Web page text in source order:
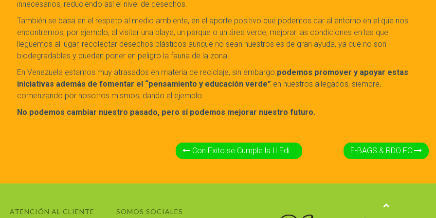
innecesarios, reduciendo así el nivel de desechos.
También se basa en el respeto al medio ambiente, en el aporte positivo que podemos dar al entorno en el que nos
encontremos, por ejemplo, al visitar una playa, un parque o un área verde, mejorar las condiciones en las que
lleguemos al lugar, recolectar desechos plásticos aunque no sean nuestros es de gran ayuda, ya que no son
biodegradables y pueden poner en peligro la fauna de la zona.
En Venezuela estamos muy atrasados en materia de reciclaje, sin embargo podemos promover y apoyar estas
iniciativas además de fomentar el “pensamiento y educación verde” en nuestros allegados, siempre,
comenzando por nosotros mismos, dando el ejemplo.
No podemos cambiar nuestro pasado, pero si podemos mejorar nuestro futuro.
Con Exito se Cumple la II Edición de La Hora del Planeta en Valencia-Venezuela E-BAGS & RDO FC
ATENCIÓN AL CLIENTE SOMOS SOCIALES